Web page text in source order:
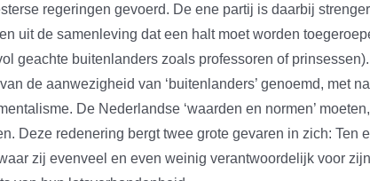
regeringen gevoerd. De ene partij is daarbij
uit de samenleving dat een halt moet worden
geachte buitenlanders zoals professoren of
de aanwezigheid van ‘buitenlanders’ genoemd, met
De Nederlandse ‘waarden en normen’
Deze redenering bergt twee grote gevaren in zich: Ten
zij evenveel en even weinig verantwoordelijk voor